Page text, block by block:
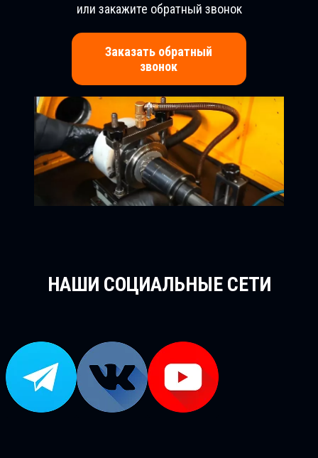
или закажите обратный звонок
Заказать обратный
звонок
НАШИ СОЦИАЛЬНЫЕ СЕТИ